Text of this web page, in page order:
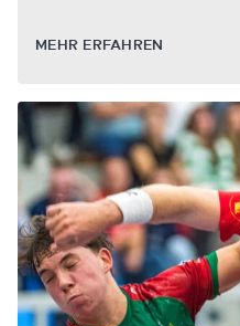
MEHR ERFAHREN